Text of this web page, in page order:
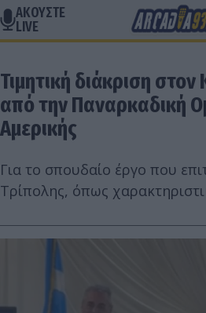
ΑΚΟΥΣΤΕ
LIVE
Τιμητική διάκριση
από την Παναρκαδική
Αμερικής
Για το σπουδαίο έργο που
Τρίπολης, όπως